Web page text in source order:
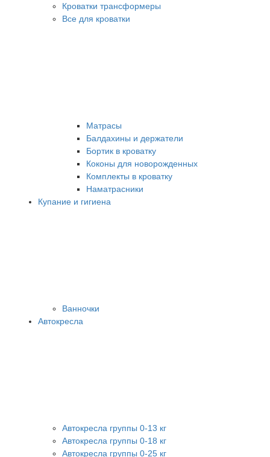
Кроватки трансформеры
Все для кроватки
Матрасы
Балдахины и держатели
Бортик в кроватку
Коконы для новорожденных
Комплекты в кроватку
Наматрасники
Купание и гигиена
Ванночки
Автокресла
Автокресла группы 0-13 кг
Автокресла группы 0-18 кг
Автокресла группы 0-25 кг